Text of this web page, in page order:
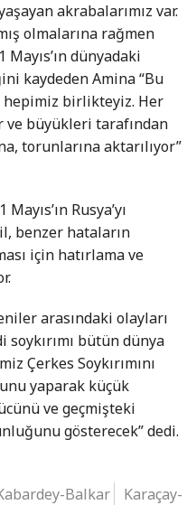
akrabalarımız var.
olmalarına rağmen
dünyadaki
kaydeden Amina “Bu
hepimiz birlikteyiz. Her
büyükleri tarafından
torunlarına aktarılıyor”
Rusya’yı
benzer hataların
için hatırlama ve
arasındaki olayları
soykırımı bütün dünya
Çerkes Soykırımını
yaparak küçük
ve geçmişteki
gösterecek” dedi.
Balkar
Karaçay-